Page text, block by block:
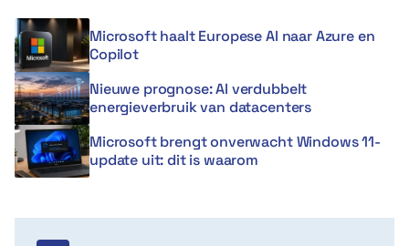
Microsoft haalt Europese AI naar Azure en
Copilot
Nieuwe prognose: AI verdubbelt
energieverbruik van datacenters
Microsoft brengt onverwacht Windows 11-
update uit: dit is waarom